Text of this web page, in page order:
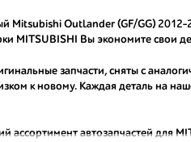
Mitsubishi Outlander (GF/GG)
MITSUBISHI Вы экономите свои
запчасти, сняты с
к новому. Каждая деталь на
автозапчастей для